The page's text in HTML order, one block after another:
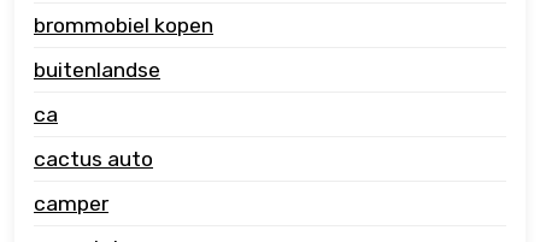
brommobiel kopen
buitenlandse
ca
cactus auto
camper